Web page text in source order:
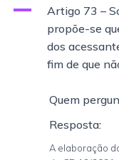
A
Artigo 73 –
propõe-se
dos
fim de que
Quem
Resposta:
A elaboração